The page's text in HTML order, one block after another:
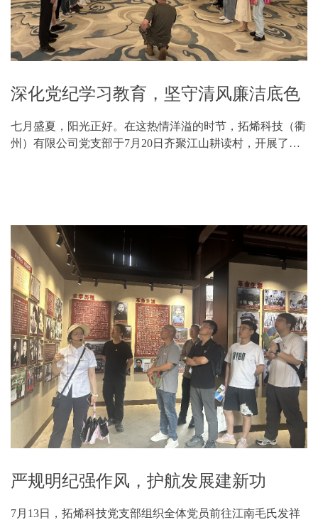
深化党纪学习教育，坚守清风廉洁底色
七月盛夏，阳光正好。在这热情洋溢的时节，拓烯科技（衢
州）有限公司党支部于7月20日齐聚江山耕读村，开展了一
严规明纪强作风，护航发展建新功
7月13日，拓烯科技党支部组织全体党员前往江南毛氏发祥